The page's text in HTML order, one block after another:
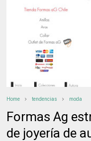
Home tendencias moda
Formas Ag
de joyería de